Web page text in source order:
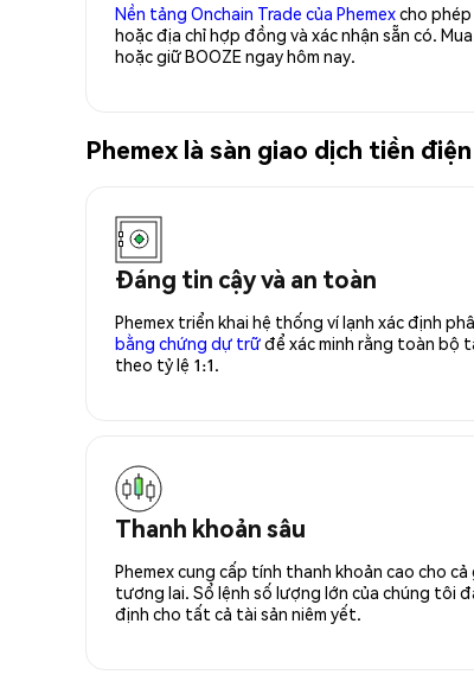
Nền tảng Onchain Trade của Phemexcho
hoặc địa chỉ hợp đồng và xác nhận sẵn có.
hoặc giữ BOOZE ngay hôm nay.
Phemex là sàn giao dịch tiền
Đáng tin cậy và an toàn
Phemex triển khai hệ thống ví lạnh xác định
bằng chứng dự trữđể xác minh rằng toàn bộ
theo tỷ lệ 1:1.
Thanh khoản sâu
Phemex cung cấp tính thanh khoản cao cho
tương lai. Sổ lệnh số lượng lớn của chúng tôi
định cho tất cả tài sản niêm yết.